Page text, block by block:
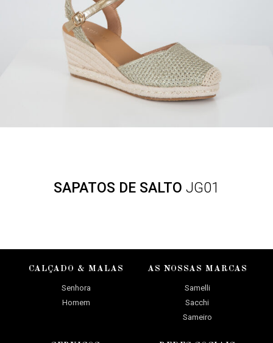
SAPATOS DE SALTO JG01
CALÇADO & MALAS
Senhora
Homem
AS NOSSAS MARCAS
Samelli
Sacchi
Sameiro